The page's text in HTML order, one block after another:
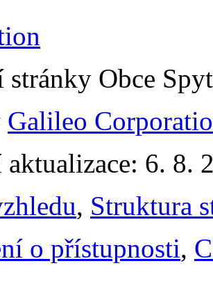
Obce
Galileo
aktualizace: 6. 8.
, Struktura
o přístupnosti,